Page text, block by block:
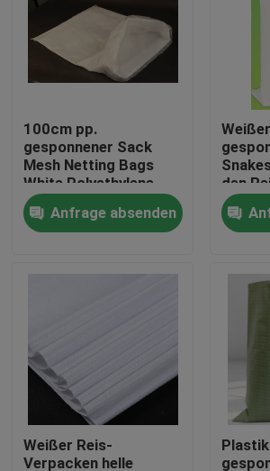
Produkte
Über uns
Fabrik-Ausflug
Qualitätskontrolle
Treten Sie mit uns in Verbindung
durch Hitze schrumpfbares Rohr
Gewölbter flexible Schläuche
100cm pp.
gesponnener Sack
Mesh Netting Bags
White Polyethylene
recyclebar
Anfrage absenden
den
Weißer Reis-
Verpacken helle